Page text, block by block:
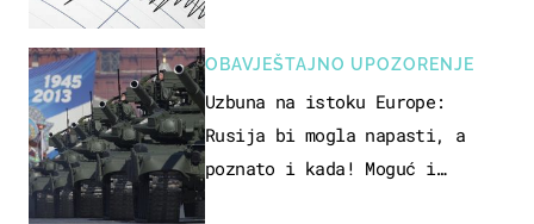
OBAVJEŠTAJNO UPOZORENJE
Uzbuna na istoku Europe:
Rusija bi mogla napasti, a
poznato i kada! Moguć i